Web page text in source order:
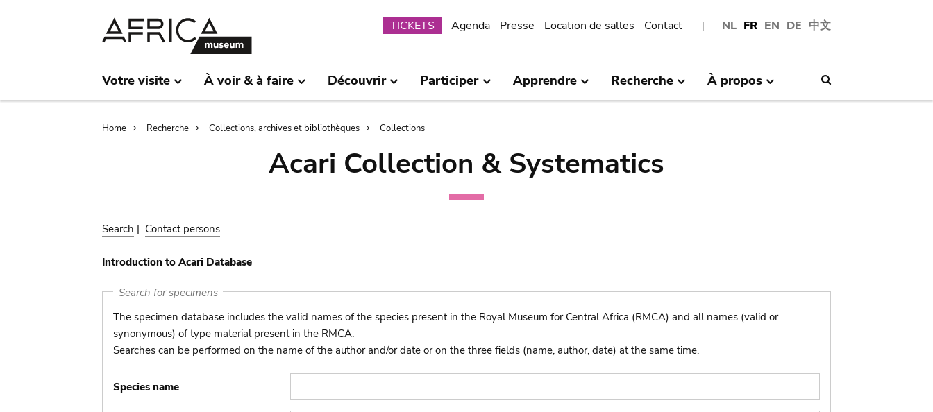
NL FR EN DE 中文
Submenu
TICKETS Agenda Presse Location de salles Contact
Votre visite À voir & à faire Découvrir Participer Apprendre Recherche À propos
Breadcrumb
Home Recherche Collections, archives et bibliothèques Collections
Acari Collection & Systematics
Search | Contact persons
Introduction to Acari Database
Search for specimens
The specimen database includes the valid names of the species present in the Royal Museum for Central Africa (RMCA) and all names (valid or
synonymous) of type material present in the RMCA.
Searches can be performed on the name of the author and/or date or on the three fields (name, author, date) at the same time.
Species name